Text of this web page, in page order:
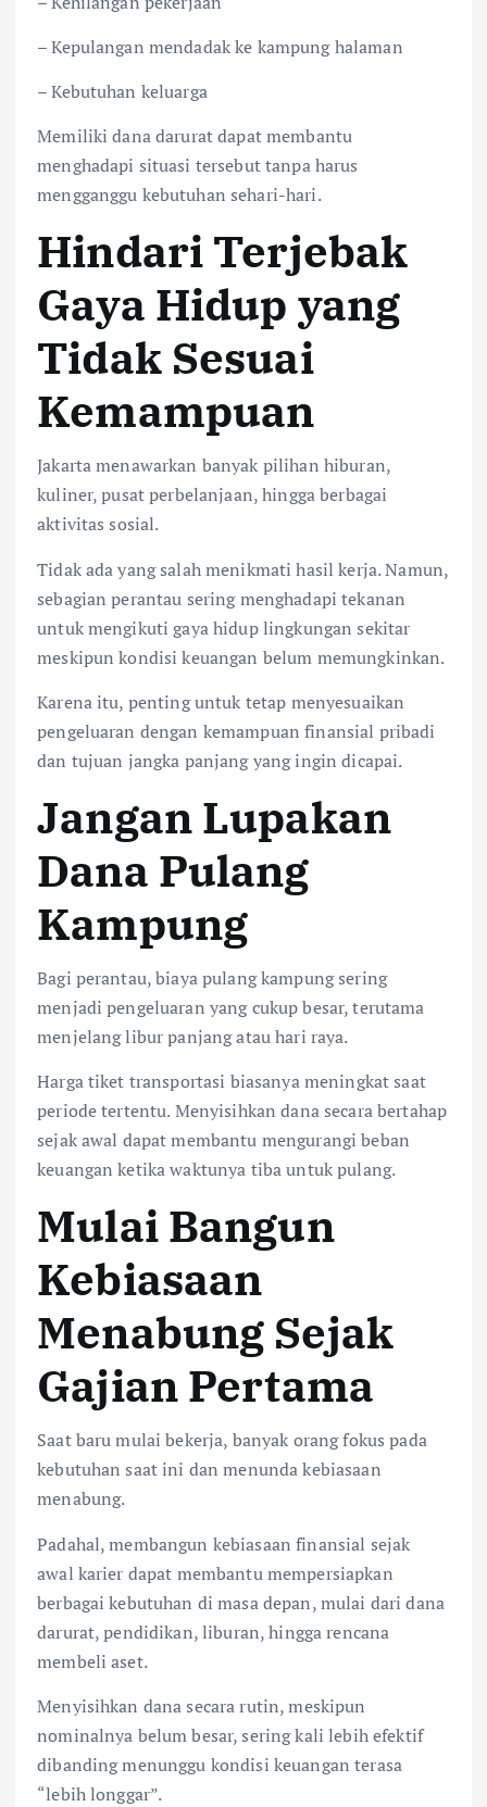
– Kepulangan mendadak ke kampung halaman
– Kebutuhan keluarga
Memiliki dana darurat dapat membantu
menghadapi situasi tersebut tanpa harus
mengganggu kebutuhan sehari-hari.
Hindari Terjebak
Gaya Hidup yang
Tidak Sesuai
Kemampuan
Jakarta menawarkan banyak pilihan hiburan,
kuliner, pusat perbelanjaan, hingga berbagai
aktivitas sosial.
Tidak ada yang salah menikmati hasil kerja. Namun,
sebagian perantau sering menghadapi tekanan
untuk mengikuti gaya hidup lingkungan sekitar
meskipun kondisi keuangan belum memungkinkan.
Karena itu, penting untuk tetap menyesuaikan
pengeluaran dengan kemampuan finansial pribadi
dan tujuan jangka panjang yang ingin dicapai.
Jangan Lupakan
Dana Pulang
Kampung
Bagi perantau, biaya pulang kampung sering
menjadi pengeluaran yang cukup besar, terutama
menjelang libur panjang atau hari raya.
Harga tiket transportasi biasanya meningkat saat
periode tertentu. Menyisihkan dana secara bertahap
sejak awal dapat membantu mengurangi beban
keuangan ketika waktunya tiba untuk pulang.
Mulai Bangun
Kebiasaan
Menabung Sejak
Gajian Pertama
Saat baru mulai bekerja, banyak orang fokus pada
kebutuhan saat ini dan menunda kebiasaan
menabung.
Padahal, membangun kebiasaan finansial sejak
awal karier dapat membantu mempersiapkan
berbagai kebutuhan di masa depan, mulai dari dana
darurat, pendidikan, liburan, hingga rencana
membeli aset.
Menyisihkan dana secara rutin, meskipun
nominalnya belum besar, sering kali lebih efektif
dibanding menunggu kondisi keuangan terasa
“lebih longgar”.